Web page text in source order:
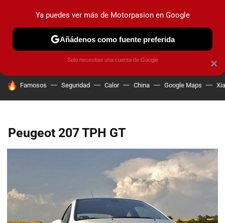
PRUEBAS COCHES ELÉCTRICOS OBSERVATORIO
HOY SE HABLA DE
Famosos Seguridad Calor China Google Maps
Peugeot 207 TPH GT
×
Ya puedes ver más de Motorpasion en Google
Añádenos como fuente preferida
Solo necesitas una cuenta de Google